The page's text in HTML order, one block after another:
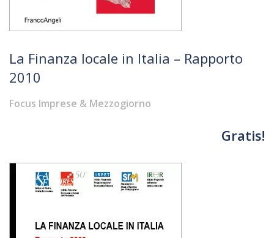
La Finanza locale in Italia – Rapporto
2010
Focus Imprese & Mezzogiorno
Gratis!